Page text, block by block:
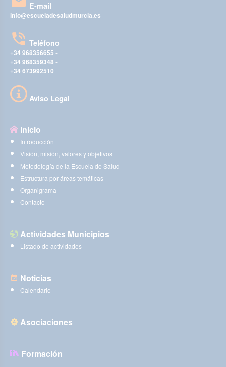
E-mail
info@escueladesaludmurcia.es
Teléfono
+34 968356655 -
+34 968359348 -
+34 673992510
Aviso Legal
Inicio
Introducción
Visión, misión, valores y objetivos
Metodología de la Escuela de Salud
Estructura por áreas temáticas
Organigrama
Contacto
Actividades Municipios
Listado de actividades
Noticias
Calendario
Asociaciones
Formación